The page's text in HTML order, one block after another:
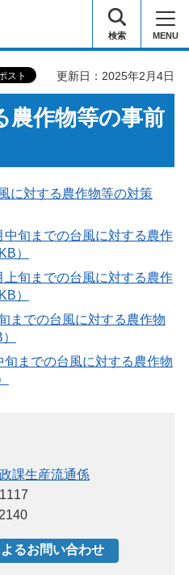
検索 MENU
更新日：2025年2月4日
農作物等の事前
に対する農作物等の対策
中旬までの台風に対する農作
）
上旬までの台風に対する農作
）
までの台風に対する農作物
旬までの台風に対する農作物
課生産流通係